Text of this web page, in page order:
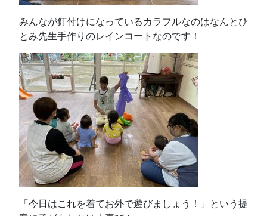
みんなが釘付けになっているカラフルなのはなんとひ
とみ先生手作りのレインコートなのです！
「今日はこれを着てお外で遊びましょう！」という提